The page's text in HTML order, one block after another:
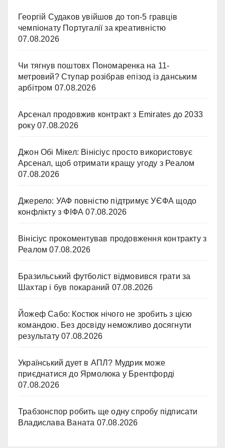
Георгій Судаков увійшов до топ-5 гравців
чемпіонату Португалії за креативністю
07.08.2026
Чи тягнув поштовх Пономаренка на 11-
метровий? Ступар розібрав епізод із данським
арбітром 07.08.2026
Арсенал продовжив контракт з Emirates до 2033
року 07.08.2026
Джон Обі Мікел: Вінісіус просто використовує
Арсенал, щоб отримати кращу угоду з Реалом
07.08.2026
Джерело: УАФ повністю підтримує УЄФА щодо
конфлікту з ФІФА 07.08.2026
Вінісіус прокоментував продовження контракту з
Реалом 07.08.2026
Бразильський футболіст відмовився грати за
Шахтар і був покараний 07.08.2026
Йожеф Сабо: Костюк нічого не зробить з цією
командою. Без досвіду неможливо досягнути
результату 07.08.2026
Український дует в АПЛ? Мудрик може
приєднатися до Ярмолюка у Брентфорді
07.08.2026
Трабзонспор робить ще одну спробу підписати
Владислава Ваната 07.08.2026